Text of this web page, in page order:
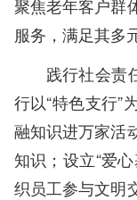
聚焦老年客户群
服务，满足其多
践行社会责
行以“特色支行”
融知识进万家活
知识；设立“爱
织员工参与文明